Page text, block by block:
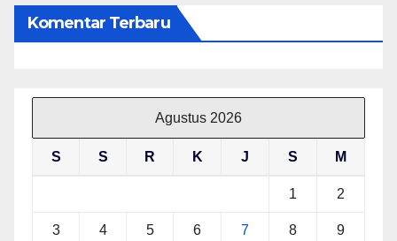
Komentar Terbaru
Agustus 2026
S S R K J S M
1 2
3 4 5 6 7 8 9